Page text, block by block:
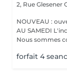
2, Rue Glesener
NOUVEAU :
AU SAMEDI L'incontournable institut de beauté à Luxembourg.
Nous sommes
forfait 4